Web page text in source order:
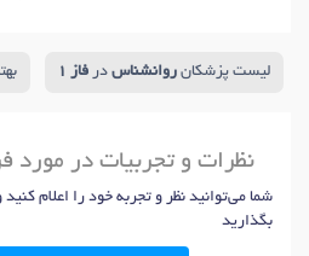
لیست پزشکانروانشناس درفاز 1
نظرات و تجربیات در
شما می‌توانید نظر و تجربه خود را اعلام
بگذارید